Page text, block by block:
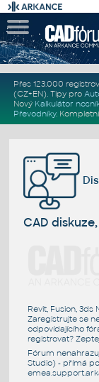
Přes 123.000
(CZ+EN). Tipy pro
Nový Kalkulátor
Převodníky. Kompletní
CAD
Revit, Fusion, 3ds
Zaregistrujte se
odpovídajícího
registrovat?
Fórum
Studio) - přímá